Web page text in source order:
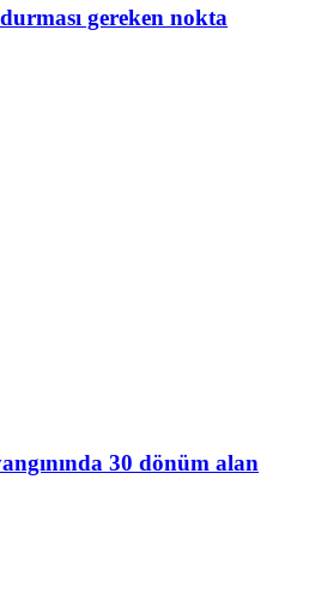
gereken nokta
30 dönüm alan